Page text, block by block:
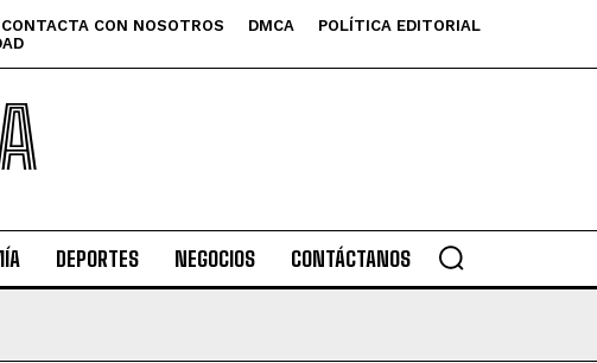
CONTACTA CON NOSOTROS DMCA
POLÍTICA EDITORIAL
DEPORTES NEGOCIOS CONTÁCTANOS